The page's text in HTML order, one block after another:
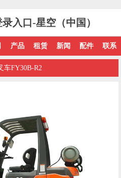
入口-星空（中国）
产品 租赁 新闻 配件 联系
车FY30B-R2